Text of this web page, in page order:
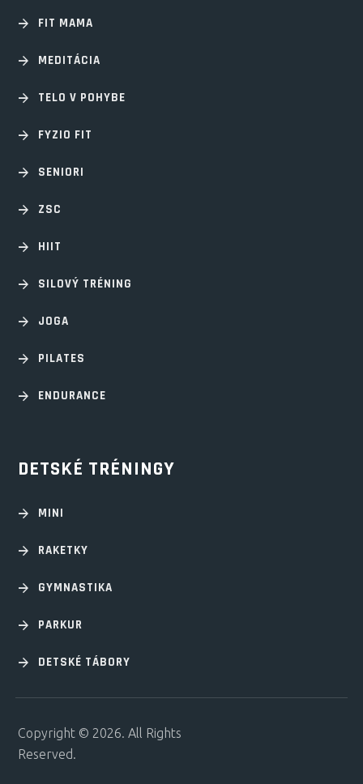
FIT MAMA
MEDITÁCIA
TELO V POHYBE
FYZIO FIT
SENIORI
ZSC
HIIT
SILOVÝ TRÉNING
JOGA
PILATES
ENDURANCE
DETSKÉ TRÉNINGY
MINI
RAKETKY
GYMNASTIKA
PARKUR
DETSKÉ TÁBORY
Copyright © 2026. All Rights
Reserved.